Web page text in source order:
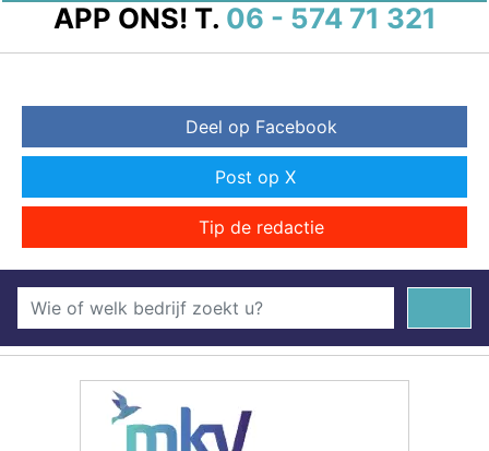
APP ONS! T. 06 - 574 71 321
Deel op Facebook
Post op X
Tip de redactie